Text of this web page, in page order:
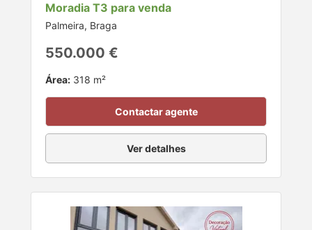
Moradia T3 para venda
Palmeira, Braga
550.000 €
Área: 318 m²
Contactar agente
Ver detalhes